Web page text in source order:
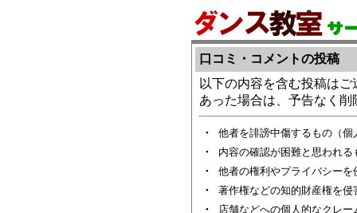
口コミ・コメントの投稿
以下の内容を含む投稿は
あった場合は、予告なく削
・
他者を誹謗中傷するもの（
・
内容の確認が困難と思われ
・
他者の権利やプライバシーを
・
著作権などの知的財産権を侵
・
店舗などへの個人的なクレ